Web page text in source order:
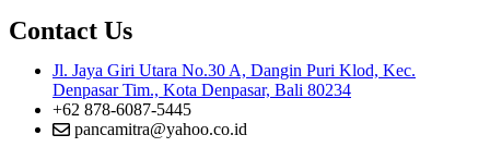
Contact Us
Jl. Jaya Giri Utara No.30 A, Dangin Puri Klod, Kec.
Denpasar Tim., Kota Denpasar, Bali 80234
+62 878-6087-5445
pancamitra@yahoo.co.id